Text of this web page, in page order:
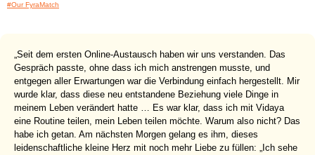
#Our FyraMatch
„Seit dem ersten Online-Austausch haben wir uns verstanden. Das
Gespräch passte, ohne dass ich mich anstrengen musste, und
entgegen aller Erwartungen war die Verbindung einfach hergestellt. Mir
wurde klar, dass diese neu entstandene Beziehung viele Dinge in
meinem Leben verändert hatte … Es war klar, dass ich mit Vidaya
eine Routine teilen, mein Leben teilen möchte. Warum also nicht? Das
habe ich getan. Am nächsten Morgen gelang es ihm, dieses
leidenschaftliche kleine Herz mit noch mehr Liebe zu füllen: „Ich sehe